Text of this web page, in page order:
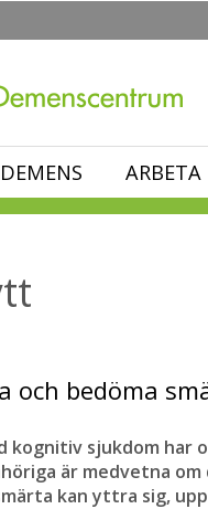
och bedöma
kognitiv sjukdom
är medvetna
kan yttra sig,